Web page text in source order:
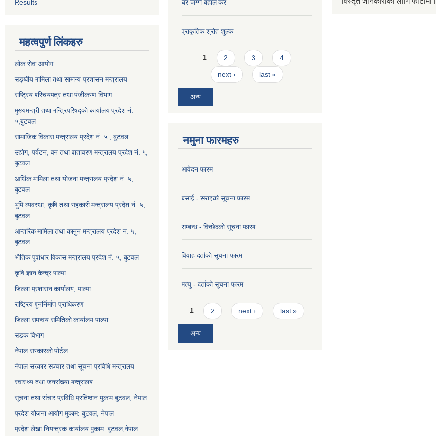
Results
महत्वपुर्ण लिंकहरु
लोक सेवा आयोग
सङ्घीय मामिला तथा सामान्य प्रशासन मन्त्रालय
राष्ट्रिय परिचयपत्र तथा पंजीकरण विभाग
मुख्यमन्त्री तथा मन्त्रिपरिषद्को कार्यालय प्रदेश नं.
५,बुटवल
सामाजिक विकास मन्त्रालय प्रदेश नं. ५ , बुटवल
उद्याेग, पर्यटन, वन तथा वातावरण मन्त्रालय प्रदेश नं. ५,
बुटवल
आर्थिक मामिला तथा योजना मन्त्रालय प्रदेश नं. ५,
बुटवल
भुमि व्यवस्था, कृषि तथा सहकारी मन्त्रालय प्रदेश नं. ५,
बुटवल
आन्तरिक मामिला तथा कानुन मन्त्रालय प्रदेश न. ५,
बुटवल
भौतिक पूर्वाधार विकास मन्त्रालय प्रदेश नं. ५, बुटवल
कृषि ज्ञान केन्द्र पाल्पा
जिल्ला प्रशासन कार्यालय, पाल्पा
राष्ट्रिय पुनर्निर्माण प्राधिकरण
जिल्ला समन्वय समितिको कार्यालय पाल्पा
सडक विभाग
नेपाल सरकारको पोर्टल
नेपाल सरकार सञ्‍चार तथा सूचना प्रविधि मन्त्रालय
स्वास्थ्य तथा जनसंख्या मन्त्रालय
सूचना तथा संचार प्रविधि प्रतिष्ठान मुकाम बुटवल, नेपाल
प्रदेश योजना आयोग मुकाम: बुटवल, नेपाल
प्रदेश लेखा नियन्त्रक कार्यालय मुकाम: बुटवल,नेपाल
घर जग्गा बहाल कर
प्राकृतिक श्रोत शुल्क
Pages
1 2 3 4
next › last »
अन्य
नमुना फारमहरु
आवेदन फारम
बसाई - सराइको सूचना फारम
सम्बन्ध - विच्छेदको सूचना फारम
विवाह दर्ताको सूचना फारम
मत्यु - दर्ताको सूचना फारम
Pages
1 2 next › last »
अन्य